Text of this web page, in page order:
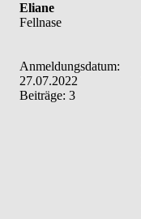
Eliane
Fellnase
Anmeldungsdatum:
27.07.2022
Beiträge: 3